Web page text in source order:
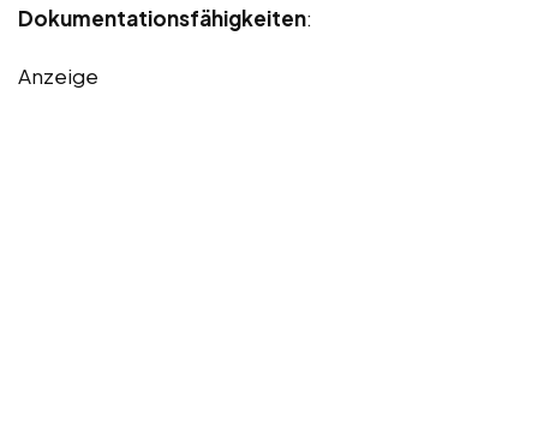
Dokumentationsfähigkeiten:
Anzeige